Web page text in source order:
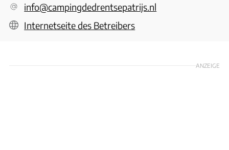
info@campingdedrentsepatrijs.nl
Internetseite des Betreibers
ANZEIGE